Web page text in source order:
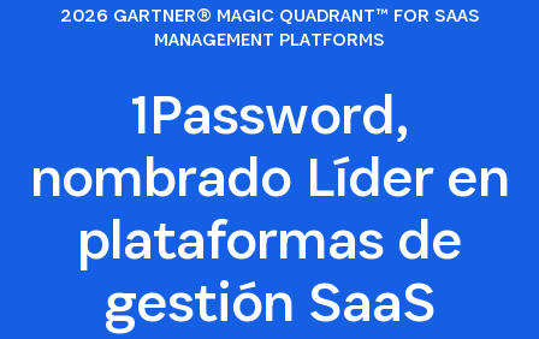
2026 GARTNER® MAGIC QUADRANT™ FOR SAAS
MANAGEMENT PLATFORMS
1Password,
nombrado Líder en
plataformas de
gestión SaaS